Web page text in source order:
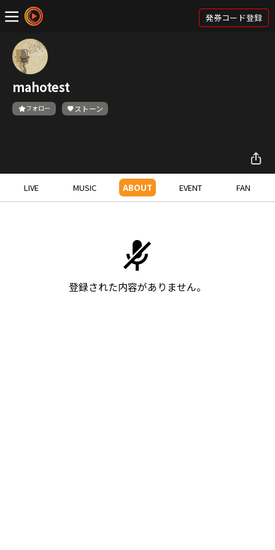
発券コード登録
mahotest
フォロー ストーン
LIVE MUSIC ABOUT EVENT FAN
登録された内容がありません。